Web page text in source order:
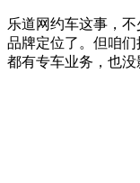
乐道网约车这事，
品牌定位了。但咱
都有专车业务，也